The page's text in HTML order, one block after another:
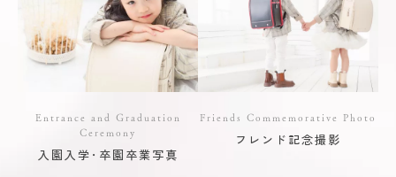
Entrance and Graduation
Ceremony
入園入学･卒園卒業写真
Friends Commemorative Photo
フレンド記念撮影